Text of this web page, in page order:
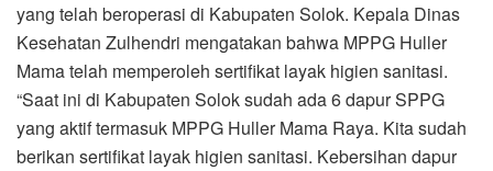
yang telah beroperasi di Kabupaten Solok. Kepala Dinas
Kesehatan Zulhendri mengatakan bahwa MPPG Huller
Mama telah memperoleh sertifikat layak higien sanitasi.
“Saat ini di Kabupaten Solok sudah ada 6 dapur SPPG
yang aktif termasuk MPPG Huller Mama Raya. Kita sudah
berikan sertifikat layak higien sanitasi. Kebersihan dapur